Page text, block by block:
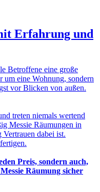
Erfahrung und
Betroffene eine große
um eine Wohnung, sondern
vor Blicken von außen.
treten niemals wertend
Messie Räumungen in
dabei ist.
Preis, sondern auch,
Räumung sicher